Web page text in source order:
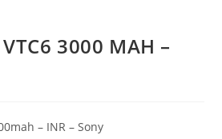
3000 MAH –
– INR – Sony